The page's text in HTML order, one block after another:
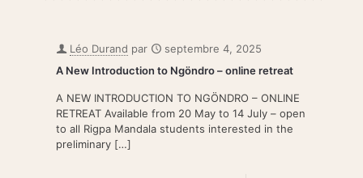
Léo Durand par
septembre 4, 2025
A New Introduction to Ngöndro – online retreat
A NEW INTRODUCTION TO NGÖNDRO – ONLINE
RETREAT Available from 20 May to 14 July – open
to all Rigpa Mandala students interested in the
preliminary […]